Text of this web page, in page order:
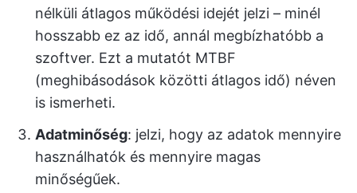
nélküli átlagos működési idejét jelzi – minél
hosszabb ez az idő, annál megbízhatóbb a
szoftver. Ezt a mutatót MTBF
(meghibásodások közötti átlagos idő) néven
is ismerheti.
Adatminőség: jelzi, hogy az adatok mennyire
használhatók és mennyire magas
minőségűek.